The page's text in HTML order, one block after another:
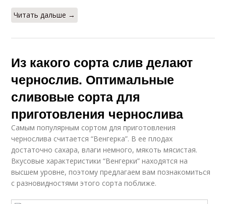
Читать дальше →
Из какого сорта слив делают
чернослив. Оптимальные
сливовые сорта для
приготовления чернослива
Самым популярным сортом для приготовления
чернослива считается “Венгерка”. В ее плодах
достаточно сахара, влаги немного, мякоть мясистая.
Вкусовые характеристики “Венгерки” находятся на
высшем уровне, поэтому предлагаем вам познакомиться
с разновидностями этого сорта поближе.